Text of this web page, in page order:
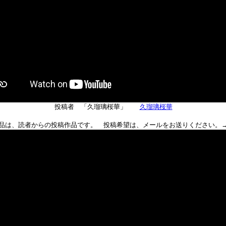
投稿者 「久瑠璃桜華」 久瑠璃桜華
は、読者からの投稿作品です。 投稿希望は、メールをお送りください。